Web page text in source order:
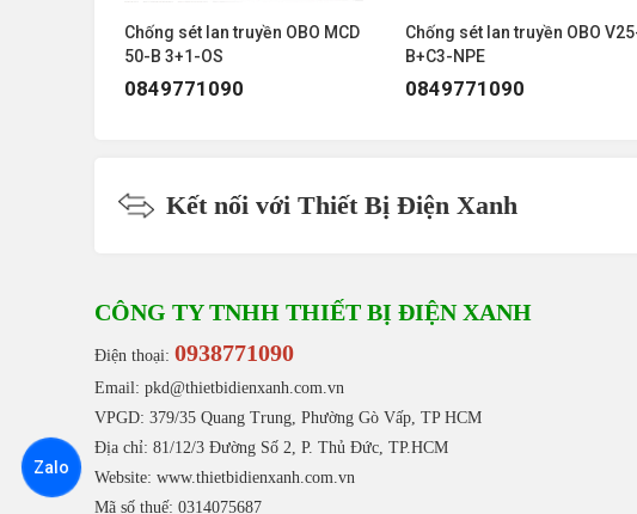
lớn xin vui lòng email cho chúng tôi để có mức giá
Hotline:0938 77 1090
Chống sét lan truyền OBO MCD
50-B 3+1-OS
0849771090
Chống sét lan truyền OBO
B+C3-NPE
0849771090
Kết nối với Thiết Bị Điện Xanh
CÔNG TY TNHH THIẾT BỊ ĐIỆN XANH
Điện thoại: 0938771090
Email: pkd@thietbidienxanh.com.vn
VPGD: 379/35 Quang Trung, Phường Gò Vấp, TP HCM
Địa chỉ: 81/12/3 Đường Số 2, P. Thủ Đức, TP.HCM
Website: www.thietbidienxanh.com.vn
Mã số thuế: 0314075687
Zalo